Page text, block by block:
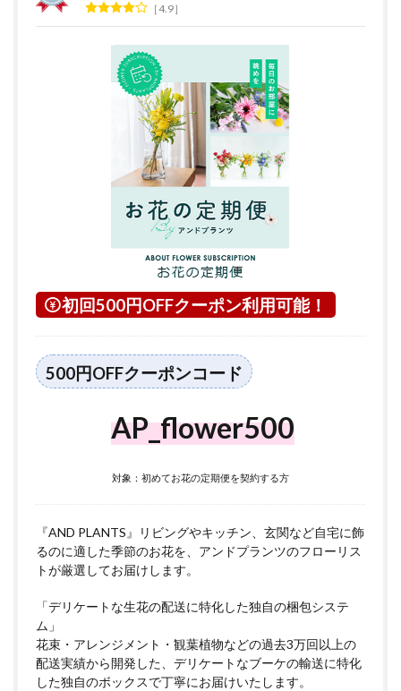
4.9
初回500円OFFクーポン利用可能！
500円OFFクーポンコード
AP_flower500
対象：初めてお花の定期便を契約する方
『AND PLANTS』リビングやキッチン、玄関など自宅に飾
るのに適した季節のお花を、アンドプランツのフローリス
トが厳選してお届けします。
「デリケートな生花の配送に特化した独自の梱包システ
ム」
花束・アレンジメント・観葉植物などの過去3万回以上の
配送実績から開発した、デリケートなブーケの輸送に特化
した独自のボックスで丁寧にお届けいたします。